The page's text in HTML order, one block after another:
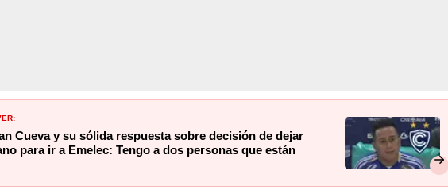
Cueva y su sólida respuesta sobre decisión de dejar
para ir a Emelec: Tengo a dos personas que están